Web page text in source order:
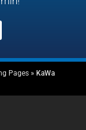
Pages » KaWa